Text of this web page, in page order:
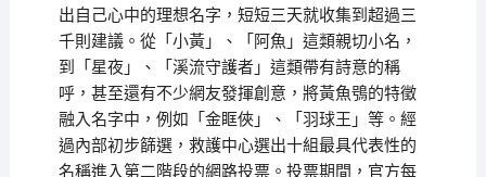
出自己心中的理想名字，短短三天就收集到超過三
千則建議。從「小黃」、「阿魚」這類親切小名，
到「星夜」、「溪流守護者」這類帶有詩意的稱
呼，甚至還有不少網友發揮創意，將黃魚鴞的特徵
融入名字中，例如「金眶俠」、「羽球王」等。經
過內部初步篩選，救護中心選出十組最具代表性的
名稱進入第二階段的網路投票。投票期間，官方每